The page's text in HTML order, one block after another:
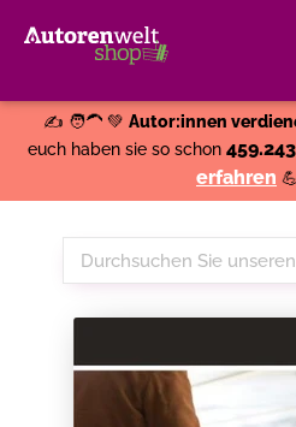
✍️ 🧑‍🦱 💚 Autor:innen
euch haben sie so schon
erfahren
Durchsuchen
Sie